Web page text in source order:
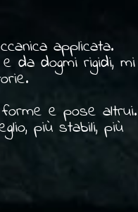
applicata.
da dogmi rigidi, mi
e pose altrui.
più stabili, più